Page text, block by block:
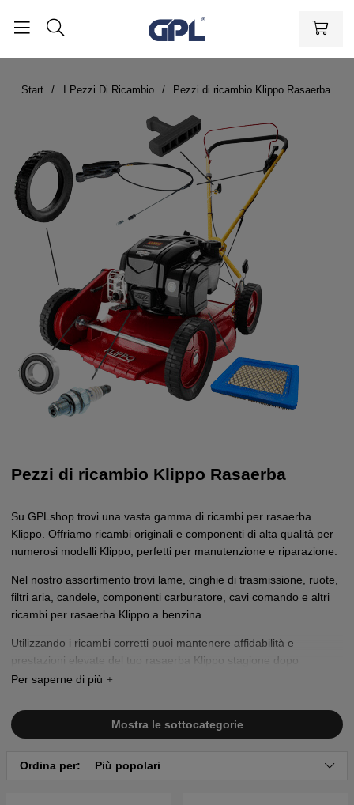
Start I Pezzi Di Ricambio Pezzi di ricambio Klippo Rasaerba
Pezzi di ricambio Klippo Rasaerba
Su GPLshop trovi una vasta gamma di ricambi per rasaerba
Klippo. Offriamo ricambi originali e componenti di alta qualità per
numerosi modelli Klippo, perfetti per manutenzione e riparazione.
Nel nostro assortimento trovi lame, cinghie di trasmissione, ruote,
filtri aria, candele, componenti carburatore, cavi comando e altri
ricambi per rasaerba Klippo a benzina.
Utilizzando i ricambi corretti puoi mantenere affidabilità e
prestazioni elevate del tuo rasaerba Klippo stagione dopo
stagione.
il ricambio giusto.
Mostra le sottocategorie
Ordina per: Più popolari